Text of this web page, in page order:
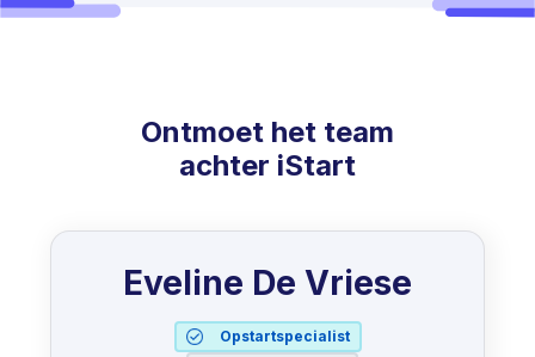
Ontmoet het team
achter iStart
Eveline De Vriese
Opstartspecialist